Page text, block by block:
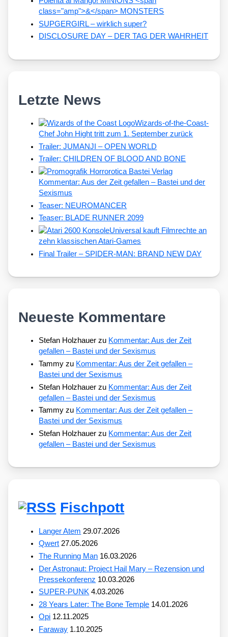
class="amp">&</span> MONSTERS
SUPGERGIRL – wirklich super?
DISCLOSURE DAY – DER TAG DER WAHRHEIT
Letzte News
Wizards-of-the-Coast-
Chef John Hight tritt zum 1. September zurück
Trailer: JUMANJI – OPEN WORLD
Trailer: CHILDREN OF BLOOD AND BONE
Kommentar: Aus der Zeit gefallen – Bastei und der
Sexismus
Teaser: NEUROMANCER
Teaser: BLADE RUNNER 2099
Universal kauft Filmrechte an
zehn klassischen Atari-Games
Final Trailer – SPIDER-MAN: BRAND NEW DAY
Neueste Kommentare
Stefan Holzhauer zu Kommentar: Aus der Zeit
gefallen – Bastei und der Sexismus
Tammy zu Kommentar: Aus der Zeit gefallen –
Bastei und der Sexismus
Stefan Holzhauer zu Kommentar: Aus der Zeit
gefallen – Bastei und der Sexismus
Tammy zu Kommentar: Aus der Zeit gefallen –
Bastei und der Sexismus
Stefan Holzhauer zu Kommentar: Aus der Zeit
gefallen – Bastei und der Sexismus
Fischpott
Langer Atem 29.07.2026
Qwert 27.05.2026
The Running Man 16.03.2026
Der Astronaut: Project Hail Mary – Rezension und
Pressekonferenz 10.03.2026
SUPER-PUNK 4.03.2026
28 Years Later: The Bone Temple 14.01.2026
Opi 12.11.2025
Faraway 1.10.2025